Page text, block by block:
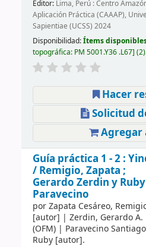
Editor: Lima, Perú : Centro
Aplicación Práctica (CAAAP),
Sapientiae (UCSS) 2024
Disponibilidad:Ítems
topográfica: PM 5001.Y36 .L67
Hacer
Solicitud
Agregar
Guía práctica 1 - 2 :
/ Remigio, Zapata ;
Gerardo Zerdin y Ruby
Paravecino
porZapata Cesáreo,
[autor] | Zerdin, Gerardo A.
(OFM)| Paravecino
Ruby[autor].